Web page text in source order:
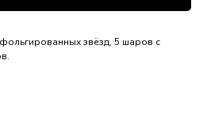
звёзд, 5 шаров с